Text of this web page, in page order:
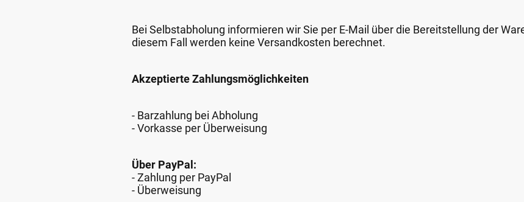
Bei Selbstabholung informieren wir Sie per E-Mail über die Bereitstellung der
diesem Fall werden keine Versandkosten berechnet.
Akzeptierte Zahlungsmöglichkeiten
- Barzahlung bei Abholung
- Vorkasse per Überweisung
Über PayPal:
- Zahlung per PayPal
- Überweisung